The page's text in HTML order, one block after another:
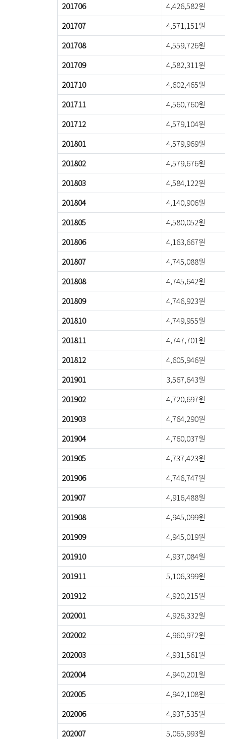
201706
4,426,582원
201707
4,571,151원
201708
4,559,726원
201709
4,582,311원
201710
4,602,465원
201711
4,560,760원
201712
4,579,104원
201801
4,579,969원
201802
4,579,676원
201803
4,584,122원
201804
4,140,906원
201805
4,580,052원
201806
4,163,667원
201807
4,745,088원
201808
4,745,642원
201809
4,746,923원
201810
4,749,955원
201811
4,747,701원
201812
4,605,946원
201901
3,567,643원
201902
4,720,697원
201903
4,764,290원
201904
4,760,037원
201905
4,737,423원
201906
4,746,747원
201907
4,916,488원
201908
4,945,099원
201909
4,945,019원
201910
4,937,084원
201911
5,106,399원
201912
4,920,215원
202001
4,926,332원
202002
4,960,972원
202003
4,931,561원
202004
4,940,201원
202005
4,942,108원
202006
4,937,535원
202007
5,065,993원